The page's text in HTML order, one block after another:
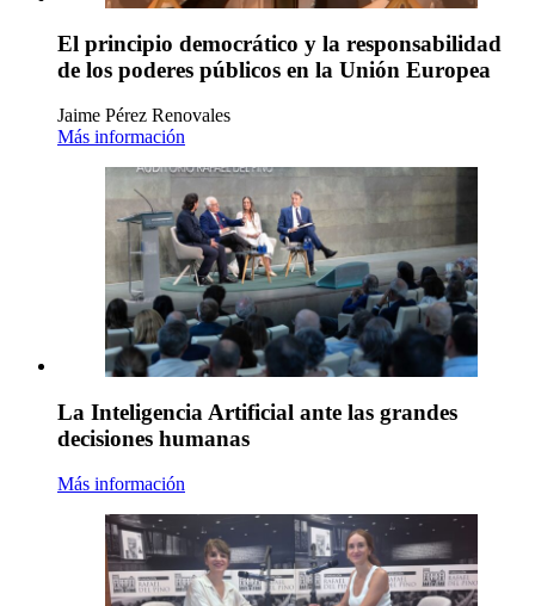
El principio democrático y la responsabilidad
de los poderes públicos en la Unión Europea
Jaime Pérez Renovales
Más información
La Inteligencia Artificial ante las grandes
decisiones humanas
Más información